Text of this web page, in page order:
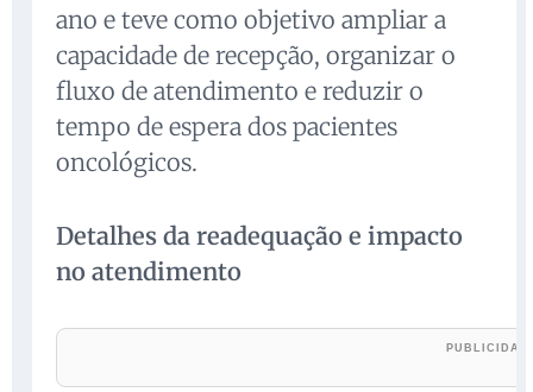
ano e teve como objetivo ampliar a
capacidade de recepção, organizar o
fluxo de atendimento e reduzir o
tempo de espera dos pacientes
oncológicos.
Detalhes da readequação e impacto
no atendimento